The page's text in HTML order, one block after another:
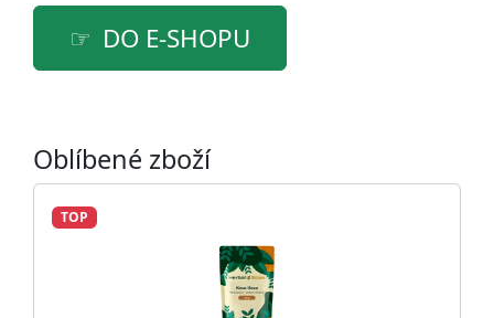
DO E-SHOPU
Oblíbené zboží
TOP